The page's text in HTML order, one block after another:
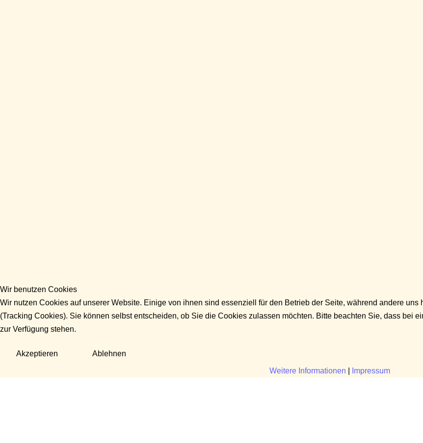
Wir benutzen Cookies
Wir nutzen Cookies auf unserer Website. Einige von ihnen sind essenziell für den Betrieb der Seite, während andere
(Tracking Cookies). Sie können selbst entscheiden, ob Sie die Cookies zulassen möchten. Bitte beachten Sie, dass bei
zur Verfügung stehen.
Akzeptieren Ablehnen
Weitere Informationen Impressum